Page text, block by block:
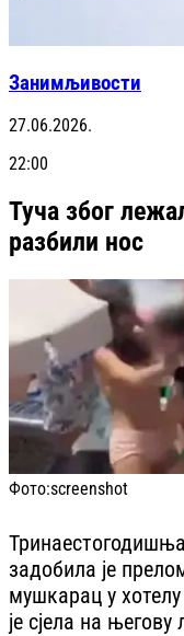
Занимљивости
27.06.2026.
22:00
Туча због
разбили нос
Фото:screenshot
задобила је
мушкарац у
је сјела на